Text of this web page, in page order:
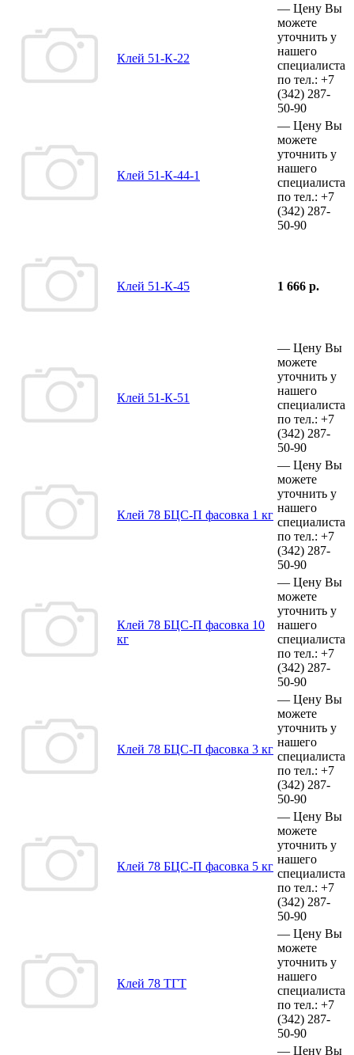
Клей 51-К-22
— Цену Вы
можете
уточнить у
нашего
специалиста
по тел.: +7
(342) 287-
50-90
Клей 51-К-44-1
— Цену Вы
можете
уточнить у
нашего
специалиста
по тел.: +7
(342) 287-
50-90
Клей 51-К-45 1 666 р.
Клей 51-К-51
— Цену Вы
можете
уточнить у
нашего
специалиста
по тел.: +7
(342) 287-
50-90
Клей 78 БЦС-П фасовка 1 кг
— Цену Вы
можете
уточнить у
нашего
специалиста
по тел.: +7
(342) 287-
50-90
Клей 78 БЦС-П фасовка 10
кг
— Цену Вы
можете
уточнить у
нашего
специалиста
по тел.: +7
(342) 287-
50-90
Клей 78 БЦС-П фасовка 3 кг
— Цену Вы
можете
уточнить у
нашего
специалиста
по тел.: +7
(342) 287-
50-90
Клей 78 БЦС-П фасовка 5 кг
— Цену Вы
можете
уточнить у
нашего
специалиста
по тел.: +7
(342) 287-
50-90
Клей 78 ТГТ
— Цену Вы
можете
уточнить у
нашего
специалиста
по тел.: +7
(342) 287-
50-90
— Цену Вы